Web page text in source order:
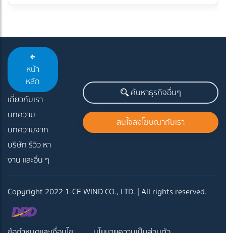
หน้า
หลัก
เกี่ยวกับเรา
บทความ
บทความจาก
บริษัท รีวิว หา
งาน และอื่น ๆ
ค้นหาธุรกิจอื่นๆ
สนใจลงโฆษณากับเรา
Copyright 2022 1-CE WIND CO., LTD. | All rights reserved.